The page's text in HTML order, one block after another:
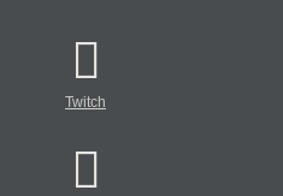
Twitch